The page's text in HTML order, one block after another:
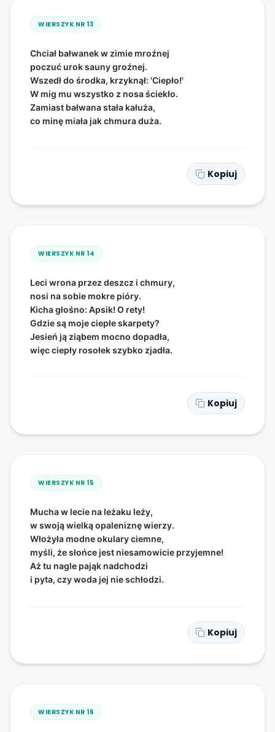
WIERSZYK NR 13
Chciał bałwanek w zimie mroźnej
poczuć urok sauny groźnej.
Wszedł do środka, krzyknął: 'Ciepło!'
W mig mu wszystko z nosa ściekło.
Zamiast bałwana stała kałuża,
co minę miała jak chmura duża.
Kopiuj
WIERSZYK NR 14
Leci wrona przez deszcz i chmury,
nosi na sobie mokre pióry.
Kicha głośno: Apsik! O rety!
Gdzie są moje ciepłe skarpety?
Jesień ją ziąbem mocno dopadła,
więc ciepły rosołek szybko zjadła.
Kopiuj
WIERSZYK NR 15
Mucha w lecie na leżaku leży,
w swoją wielką opaleniznę wierzy.
Włożyła modne okulary ciemne,
myśli, że słońce jest niesamowicie przyjemne!
Aż tu nagle pająk nadchodzi
i pyta, czy woda jej nie schłodzi.
Kopiuj
WIERSZYK NR 16